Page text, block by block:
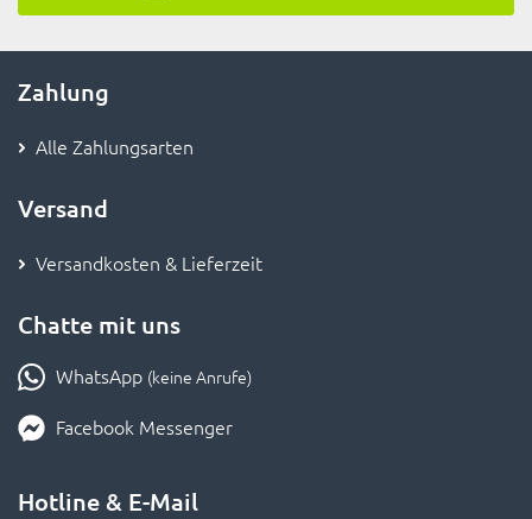
Zahlung
Alle Zahlungsarten
Versand
Versandkosten & Lieferzeit
Chatte mit uns
WhatsApp (keine Anrufe)
Facebook Messenger
Hotline & E-Mail